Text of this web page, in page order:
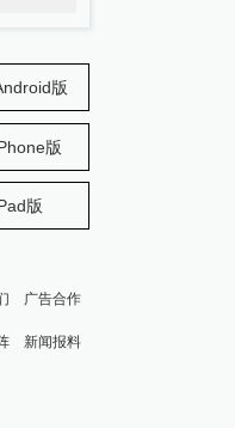
版
版
版
广告合作
新闻报料